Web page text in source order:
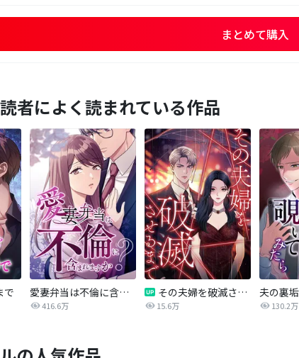
まとめて購入
者によく読まれている作品
で 愛妻弁当は不倫に含まれますか？
416.6万
その夫婦を破滅させるまで
15.6万 130.2万